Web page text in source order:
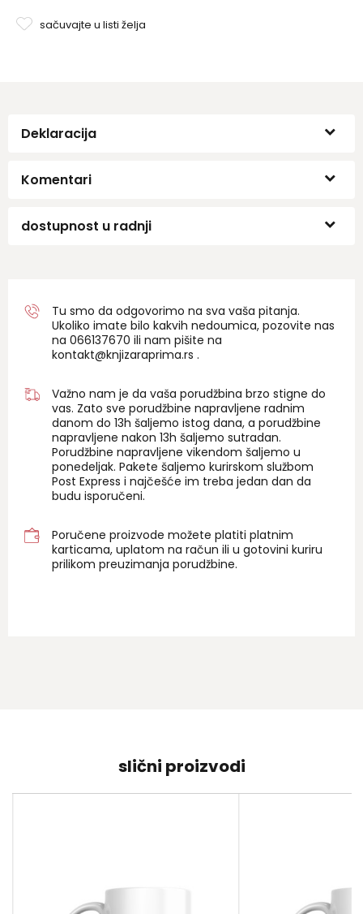
sačuvajte u listi želja
Deklaracija
Komentari
dostupnost u radnji
Tu smo da odgovorimo na sva vaša pitanja.
Ukoliko imate bilo kakvih nedoumica, pozovite nas
na 066137670 ili nam pišite na
kontakt@knjizaraprima.rs .
Važno nam je da vaša porudžbina brzo stigne do
vas. Zato sve porudžbine napravljene radnim
danom do 13h šaljemo istog dana, a porudžbine
napravljene nakon 13h šaljemo sutradan.
Porudžbine napravljene vikendom šaljemo u
ponedeljak. Pakete šaljemo kurirskom službom
Post Express i najčešće im treba jedan dan da
budu isporučeni.
Poručene proizvode možete platiti platnim
karticama, uplatom na račun ili u gotovini kuriru
prilikom preuzimanja porudžbine.
slični proizvodi